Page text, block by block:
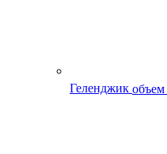
Геленджик